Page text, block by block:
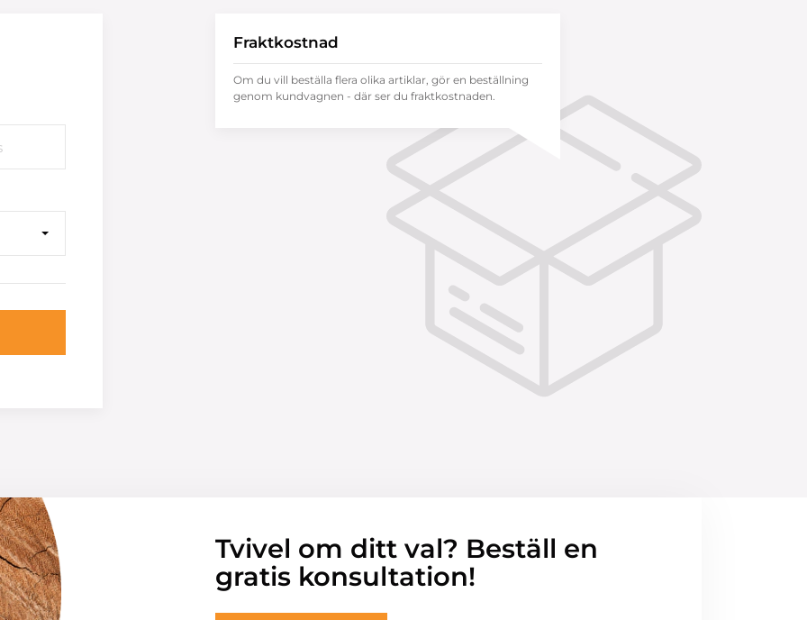
Fraktkostnad
Om du vill beställa flera olika artiklar, gör en beställning
genom kundvagnen - där ser du fraktkostnaden.
Tvivel om ditt val? Beställ en
gratis konsultation!